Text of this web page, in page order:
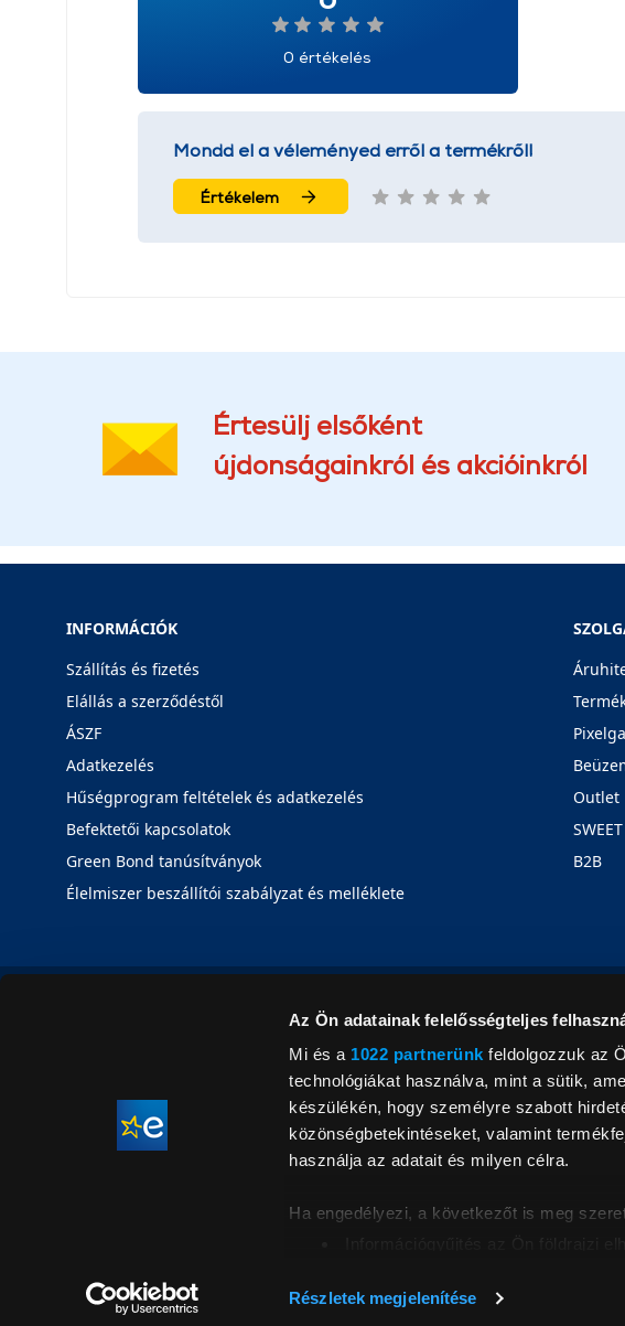
Az Ön adatainak felelősségteljes
Mi és a 1022 partnerünk feldolgozzuk az
technológiákat használva, mint a sütik,
készülékén, hogy személyre szabott
közönségbetekintéseket, valamint
használja az adatait és milyen célra.
Ha engedélyezi, a következőt is meg
ellenőrzésével
Részletek megjelenítése
0 értékelés
Mondd el a véleményed erről a termékről!
Értékelem
Értesülj elsőként
újdonságainkról és akcióinkról
INFORMÁCIÓK
Szállítás és fizetés
Elállás a szerződéstől
ÁSZF
Adatkezelés
Hűségprogram feltételek és adatkezelés
Befektetői kapcsolatok
Green Bond tanúsítványok
Élelmiszer beszállítói szabályzat és melléklete
Outlet
B2B
© 2026.
feltüntetett árak, képek leírások